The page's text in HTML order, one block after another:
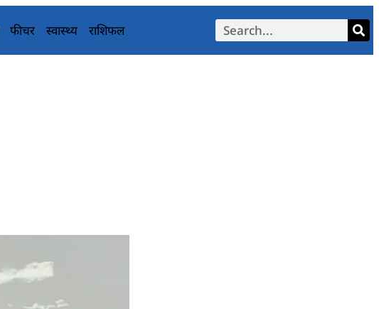
फीचर स्वास्थ्य राशिफल